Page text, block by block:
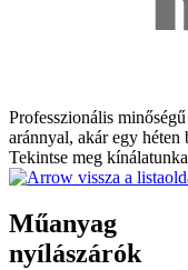
Professzionális
aránnyal, akár egy
Tekintse meg
vissza a
Műanyag
nyílászárók